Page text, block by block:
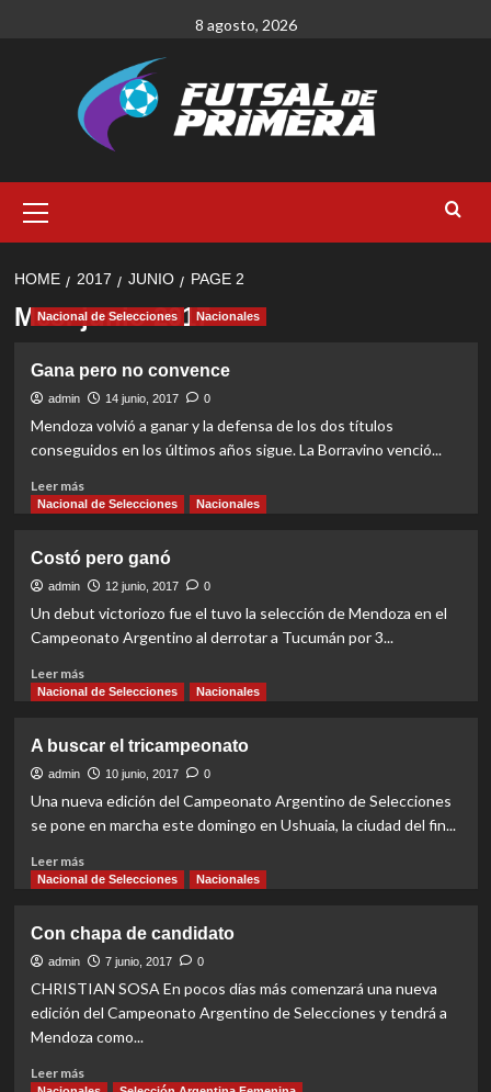
8 agosto, 2026
Menu
HOME 2017 JUNIO PAGE 2
Mes:junio 2017
Nacional de Selecciones Nacionales
Gana pero no convence
admin 14 junio, 2017 0
Mendoza volvió a ganar y la defensa de los dos títulos
conseguidos en los últimos años sigue. La Borravino venció...
Leer másRead
more
pero
no
convence
Nacional de Selecciones Nacionales
Costó pero ganó
admin 12 junio, 2017 0
Un debut victoriozo fue el tuvo la selección de Mendoza en el
Campeonato Argentino al derrotar a Tucumán por 3...
Leer másRead
more
pero
ganó
Nacional de Selecciones Nacionales
A buscar el tricampeonato
admin 10 junio, 2017 0
Una nueva edición del Campeonato Argentino de Selecciones
se pone en marcha este domingo en Ushuaia, la ciudad del fin...
Leer másRead
more
buscar
el
tricampeonato
Nacional de Selecciones Nacionales
Con chapa de candidato
admin 7 junio, 2017 0
CHRISTIAN SOSA En pocos días más comenzará una nueva
edición del Campeonato Argentino de Selecciones y tendrá a
Mendoza como...
Leer másRead